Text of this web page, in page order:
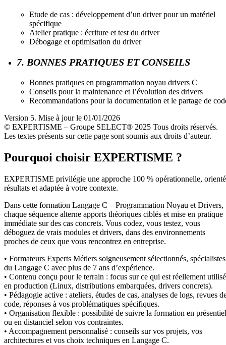
Etude de cas : développement d’un driver pour un matériel
spécifique
Atelier pratique : écriture et test du driver
Débogage et optimisation du driver
7. BONNES PRATIQUES ET CONSEILS
Bonnes pratiques en programmation noyau drivers C
Conseils pour la maintenance et l’évolution des drivers
Recommandations pour la documentation et le partage de
Version 5. Mise à jour le 01/01/2026
© EXPERTISME – Groupe SELECT® 2025 Tous droits réservés.
Les textes présents sur cette page sont soumis aux droits d’auteur.
Pourquoi choisir EXPERTISME ?
EXPERTISME privilégie une approche 100 % opérationnelle,
résultats et adaptée à votre contexte.
Dans cette formation Langage C – Programmation Noyau et Drivers,
chaque séquence alterne apports théoriques ciblés et mise en pratique
immédiate sur des cas concrets. Vous codez, vous testez, vous
déboguez de vrais modules et drivers, dans des environnements
proches de ceux que vous rencontrez en entreprise.
• Formateurs Experts Métiers soigneusement sélectionnés, spécialistes
du Langage C avec plus de 7 ans d’expérience.
• Contenu conçu pour le terrain : focus sur ce qui est réellement utilisé
en production (Linux, distributions embarquées, drivers concrets).
• Pédagogie active : ateliers, études de cas, analyses de logs, revues
code, réponses à vos problématiques spécifiques.
• Organisation flexible : possibilité de suivre la formation en présentiel
ou en distanciel selon vos contraintes.
• Accompagnement personnalisé : conseils sur vos projets, vos
architectures et vos choix techniques en Langage C.